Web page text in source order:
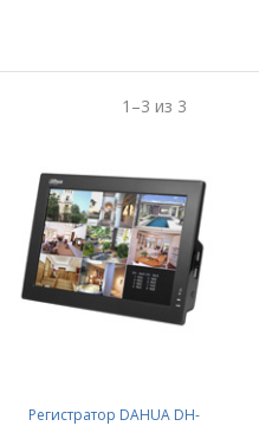
1 –3 из 3
Регистратор DAHUA DH-